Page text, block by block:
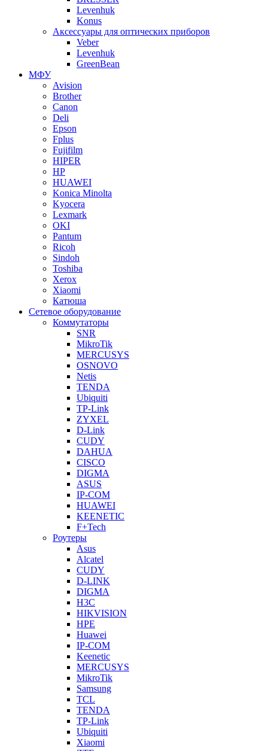
Levenhuk
Konus
Аксессуары для оптических приборов
Veber
Levenhuk
GreenBean
МФУ
Avision
Brother
Canon
Deli
Epson
Fplus
Fujifilm
HIPER
HP
HUAWEI
Konica Minolta
Kyocera
Lexmark
OKI
Pantum
Ricoh
Sindoh
Toshiba
Xerox
Xiaomi
Катюша
Сетевое оборудование
Коммутаторы
SNR
MikroTik
MERCUSYS
OSNOVO
Netis
TENDA
Ubiquiti
TP-Link
ZYXEL
D-Link
CUDY
DAHUA
CISCO
DIGMA
ASUS
IP-COM
HUAWEI
KEENETIC
F+Tech
Роутеры
Asus
Alcatel
CUDY
D-LINK
DIGMA
H3C
HIKVISION
HPE
Huawei
IP-COM
Keenetic
MERCUSYS
MikroTik
Samsung
TCL
TENDA
TP-Link
Ubiquiti
Xiaomi